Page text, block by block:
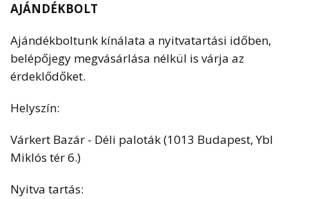
AJÁNDÉKBOLT
Ajándékboltunk kínálata a nyitvatartási időben,
belépőjegy megvásárlása nélkül is várja az
érdeklődőket.
Helyszín:
Várkert Bazár - Déli paloták (1013 Budapest, Ybl
Miklós tér 6.)
Nyitva tartás: